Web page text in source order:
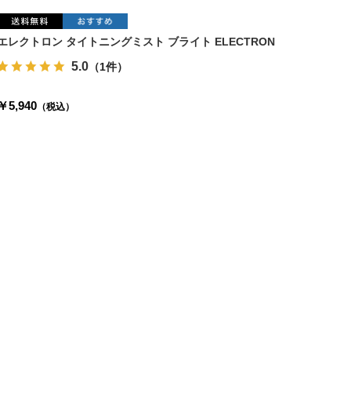
エレクトロン タイトニングミスト ブライト ELECTRON
5.0 （1件）
￥5,940 （税込）